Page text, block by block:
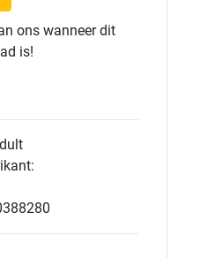
ons wanneer dit
is!